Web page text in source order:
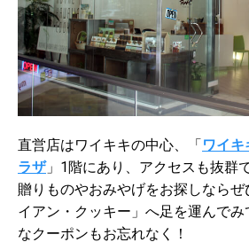
直営店はワイキキの中心、「ワイ
ラザ」1階にあり、アクセスも抜群
贈りものやおみやげをお探しなら
イアン・クッキー」へ足を運んで
なクーポンもお忘れなく！